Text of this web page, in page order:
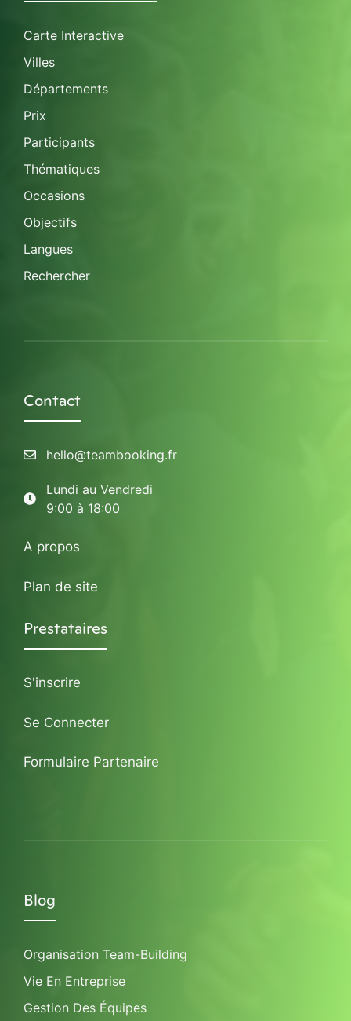
Carte Interactive
Villes
Départements
Prix
Participants
Thématiques
Occasions
Objectifs
Langues
Rechercher
Contact
hello@teambooking.fr
Lundi au Vendredi
9:00 à 18:00
A propos
Plan de site
Prestataires
S'inscrire
Se Connecter
Formulaire Partenaire
Blog
Organisation Team-Building
Vie En Entreprise
Gestion Des Équipes